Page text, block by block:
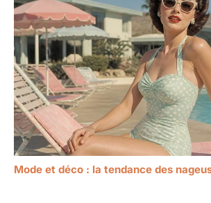
Mode et déco : la tendance des